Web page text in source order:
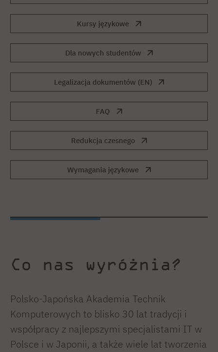
Kursy językowe
Dla nowych studentów
Legalizacja dokumentów (EN)
FAQ
Redukcja czesnego
Wymagania językowe
Co nas wyróżnia?
Polsko-Japońska Akademia Technik
Komputerowych to blisko 30 lat tradycji i
współpracy z najlepszymi specjalistami IT w
Polsce i w Japonii, a także wiele lat tworzenia